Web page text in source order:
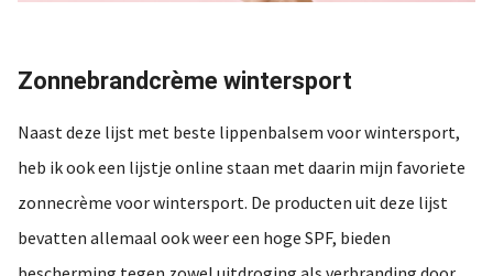
Zonnebrandcrème wintersport
Naast deze lijst met beste lippenbalsem voor wintersport,
heb ik ook een lijstje online staan met daarin mijn favoriete
zonnecrème voor wintersport. De producten uit deze lijst
bevatten allemaal ook weer een hoge SPF, bieden